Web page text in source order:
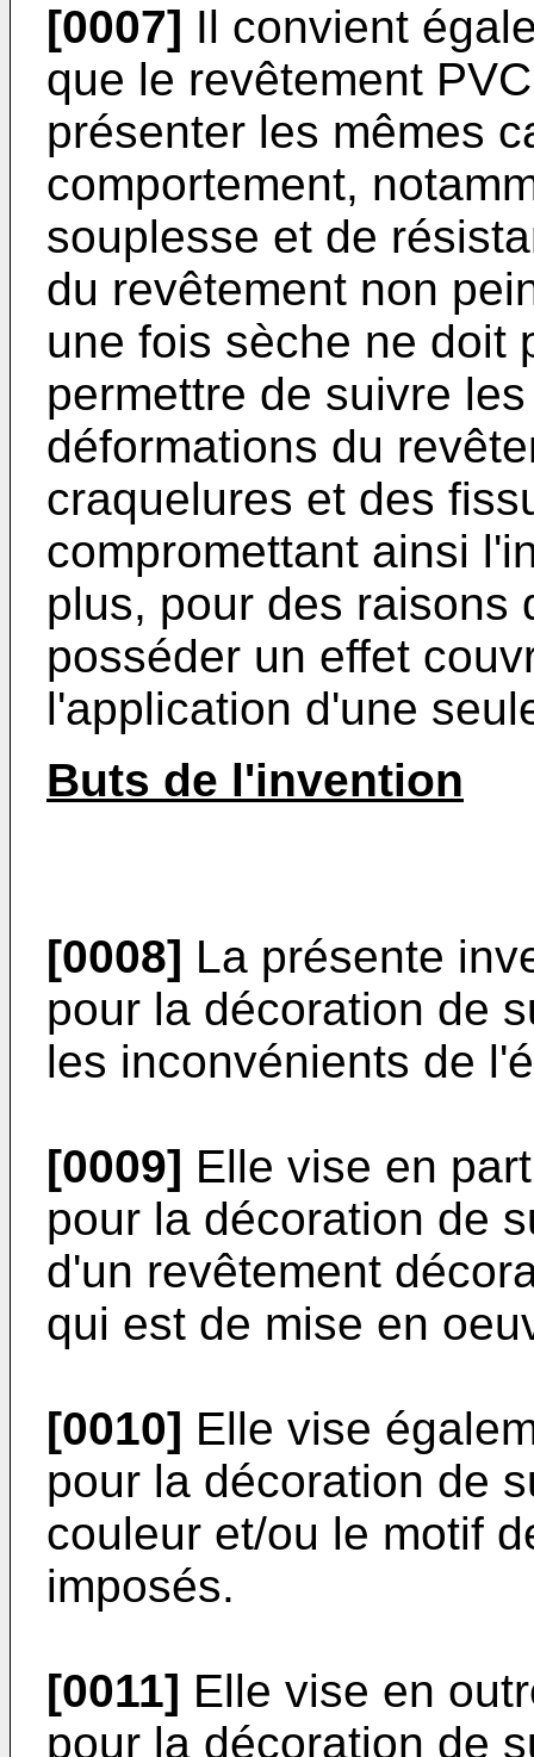
[0007] Il convient
que le revêtement
présenter les mêmes
comportement,
souplesse et de
du revêtement non
une fois sèche ne doit
permettre de suivre
déformations du
craquelures et des
compromettant ainsi
plus, pour des raisons
posséder un effet
l'application d'une
Buts de l'invention
[0008] La présente
pour la décoration de
les inconvénients de
[0009] Elle vise en
pour la décoration de
d'un revêtement
qui est de mise en
[0010] Elle vise
pour la décoration de
couleur et/ou le motif
imposés.
[0011] Elle vise en
pour la décoration de